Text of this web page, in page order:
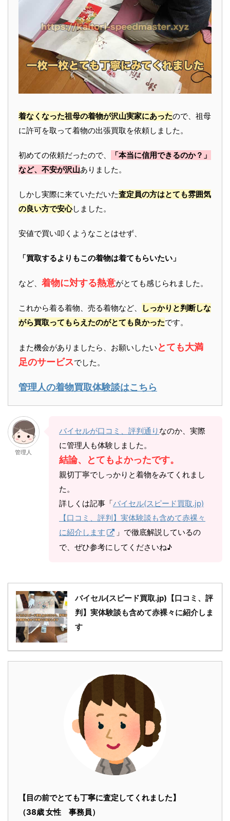
着なくなった祖母の着物が沢山実家にあったので、祖母
に許可を取って着物の出張買取を依頼しました。
初めての依頼だったので、
「本当に信用できるのか？」
など、不安が沢山ありました。
しかし実際に来ていただいた査定員の方はとても雰囲気
の良い方で安心しました。
安値で買い叩くようなことはせず、
「買取するよりもこの着物は着てもらいたい」
など、 着物に対する熱意がとても感じられました。
これから着る着物、売る着物など、
しっかりと判断しな
がら買取ってもらえたのがとても良かったです。
また機会がありましたら、お願いしたい とても大満
足のサービスでした。
管理人の着物買取体験談はこちら
管理人
バイセルが口コミ、評判通り なのか、実際
に管理人も体験しました。
結論、とてもよかったです。
親切丁寧でしっかりと着物をみてくれまし
た。
詳しくは記事「バイセル(スピード買取.jp)
【口コミ、評判】実体験談も含めて赤裸々
に紹介します
」で徹底解説しているの
で、ぜひ参考にしてくださいね♪
バイセル(スピード買取.jp)【口コミ、評
判】実体験談も含めて赤裸々に紹介しま
す
【目の前でとても丁寧に査定してくれました】
（38歳 女性 事務員）